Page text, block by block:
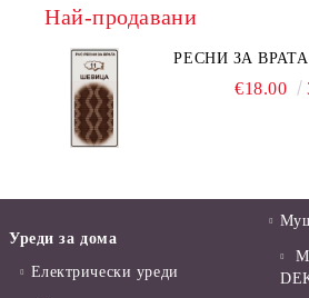
Най-продавани
РЕСНИ ЗА ВРАТА
€18.00
Уреди за дома
Електрически уреди